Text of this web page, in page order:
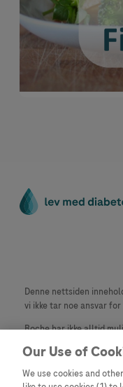
Denne nettsiden
vi ikke tar noe ansvar
Roche har ikke alltid
materiale fra dette
Our Use of
We use cookies and